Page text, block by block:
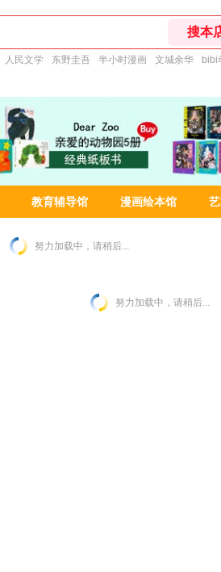
人民文学 东野圭吾 半小时漫画 文城余华 bibi
教育辅导馆 漫画绘本馆
努力加载中，请稍后...
努力加载中，请稍后...